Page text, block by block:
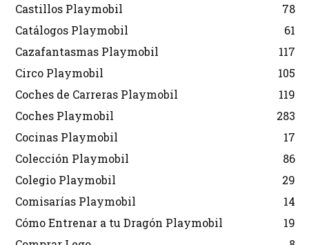
Castillos Playmobil
78
Catálogos Playmobil
61
Cazafantasmas Playmobil
117
Circo Playmobil
105
Coches de Carreras Playmobil
119
Coches Playmobil
283
Cocinas Playmobil
17
Colección Playmobil
86
Colegio Playmobil
29
Comisarías Playmobil
14
Cómo Entrenar a tu Dragón Playmobil
19